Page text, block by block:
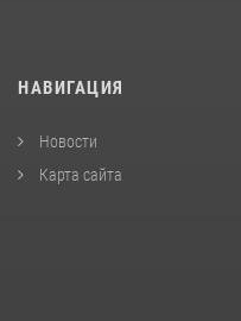
НАВИГАЦИЯ
Новости
Карта сайта